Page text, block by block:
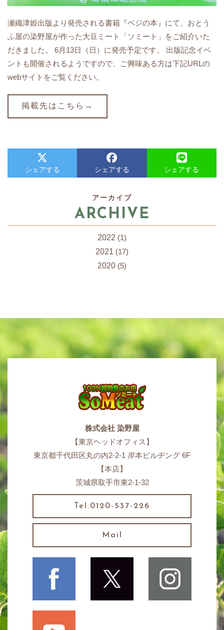
瀬織津姫出版より発売される書籍『ベジの本』にて、おとう
ふ屋の染野屋が作った大豆ミート「ソミート」をご紹介いた
だきました。 6月13日（日）に発売予定です。 出版記念イベ
ントも開催されるようですので、ご興味ある方は下記URLの
webサイトをご覧ください。
掲載先はこちら→
シェアする シェアする シェアする
アーカイブ
ARCHIVE
2022 (1)
2021 (17)
2020 (5)
株式会社 染野屋
【東京ヘッドオフィス】
東京都千代田区丸の内2-2-1 岸本ビルヂング 6F
【本店】
茨城県取手市東2-1-32
Tel.0120-537-226
Mail